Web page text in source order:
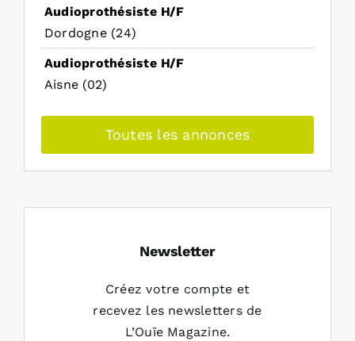
Audioprothésiste H/F
Dordogne (24)
Audioprothésiste H/F
Aisne (02)
Toutes les annonces
Newsletter
Créez votre compte et
recevez les newsletters de
L’Ouïe Magazine.